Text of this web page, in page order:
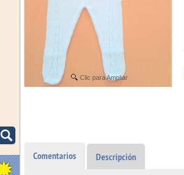
Clic para Ampliar
Comentarios Descripción